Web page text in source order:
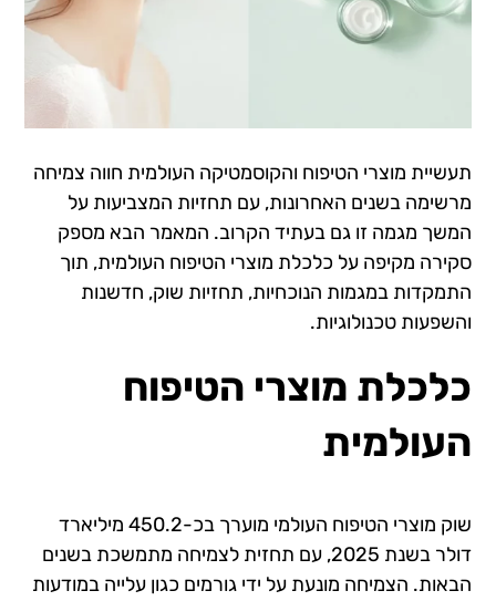
תעשיית מוצרי הטיפוח והקוסמטיקה העולמית חווה צמיחה
מרשימה בשנים האחרונות, עם תחזיות המצביעות על
המשך מגמה זו גם בעתיד הקרוב. המאמר הבא מספק
סקירה מקיפה על כלכלת מוצרי הטיפוח העולמית, תוך
התמקדות במגמות הנוכחיות, תחזיות שוק, חדשנות
והשפעות טכנולוגיות.
כלכלת מוצרי הטיפוח
העולמית
שוק מוצרי הטיפוח העולמי מוערך בכ-450.2 מיליארד
דולר בשנת 2025, עם תחזית לצמיחה מתמשכת בשנים
הבאות. הצמיחה מונעת על ידי גורמים כגון עלייה במודעות